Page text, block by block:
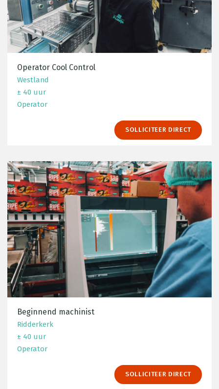
Operator Cool Control
Westland
± 40 uur
Operator
SOLLICITEER DIRECT
Beginnend machinist
Ridderkerk
± 40 uur
Operator
SOLLICITEER DIRECT